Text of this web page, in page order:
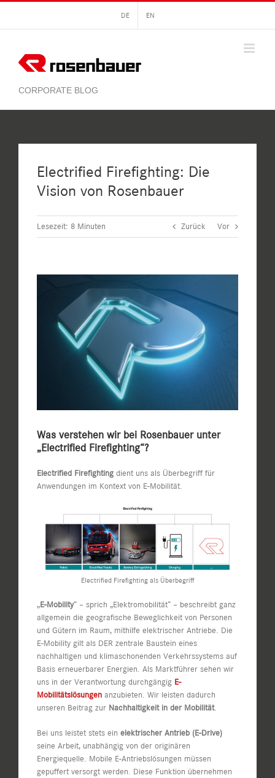
springen
DE EN
Electrified Firefighting: Die
Vision von Rosenbauer
Lesezeit: 8 Minuten Zurück Vor
Was verstehen wir bei Rosenbauer unter
„Electrified Firefighting“?
Electrified Firefighting dient uns als Überbegriff für
Anwendungen im Kontext von E-Mobilität.
Electrified Firefighting als Überbegriff
„E-Mobility“ – sprich „Elektromobilität“ – beschreibt ganz
allgemein die geografische Beweglichkeit von Personen
und Gütern im Raum, mithilfe elektrischer Antriebe. Die
E-Mobility gilt als DER zentrale Baustein eines
nachhaltigen und klimaschonenden Verkehrssystems auf
Basis erneuerbarer Energien. Als Marktführer sehen wir
uns in der Verantwortung durchgängig E-
Mobilitätslösungen anzubieten. Wir leisten dadurch
unseren Beitrag zur Nachhaltigkeit in der Mobilität.
Bei uns leistet stets ein elektrischer Antrieb (E-Drive)
seine Arbeit, unabhängig von der originären
Energiequelle. Mobile E-Antriebslösungen müssen
gepuffert versorgt werden. Diese Funktion übernehmen